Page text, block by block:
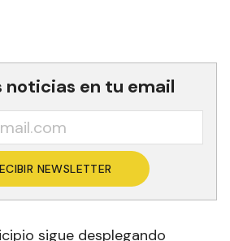
noticias en tu email
NEWSLETTER
sigue desplegando